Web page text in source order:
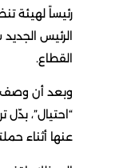
رئيساً لهيئة
الرئيس
القطاع.
وبعد أن وصف
“احتيال”،
عنها أثناء